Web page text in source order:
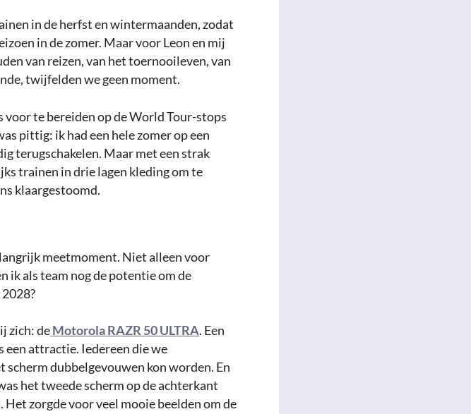
in de herfst en wintermaanden, zodat
in de zomer. Maar voor Leon en mij
van reizen, van het toernooileven, van
twijfelden we geen moment.
voor te bereiden op de World Tour-stops
pittig: ik had een hele zomer op een
terugschakelen. Maar met een strak
trainen in drie lagen kleding om te
klaargestoomd.
meetmoment. Niet alleen voor
ik als team nog de potentie om de
zich: deMotorola RAZR 50 ULTRA. Een
attractie. Iedereen die we
scherm dubbelgevouwen kon worden. En
het tweede scherm op de achterkant
zorgde voor veel mooie beelden om de